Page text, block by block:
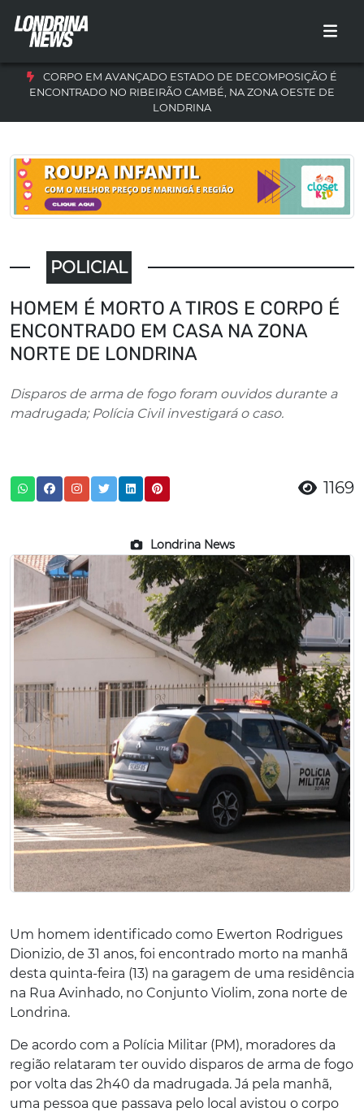
CORPO EM AVANÇADO ESTADO DE DECOMPOSIÇÃO É
ENCONTRADO NO RIBEIRÃO CAMBÉ, NA ZONA OESTE DE
LONDRINA
POLICIAL
HOMEM É MORTO A TIROS E CORPO É
ENCONTRADO EM CASA NA ZONA
NORTE DE LONDRINA
Disparos de arma de fogo foram ouvidos durante a
madrugada; Polícia Civil investigará o caso.
1169
Londrina News
Um homem identificado como Ewerton Rodrigues
Dionizio, de 31 anos, foi encontrado morto na manhã
desta quinta-feira (13) na garagem de uma residência
na Rua Avinhado, no Conjunto Violim, zona norte de
Londrina.
De acordo com a Polícia Militar (PM), moradores da
região relataram ter ouvido disparos de arma de fogo
por volta das 2h40 da madrugada. Já pela manhã,
uma pessoa que passava pelo local avistou o corpo